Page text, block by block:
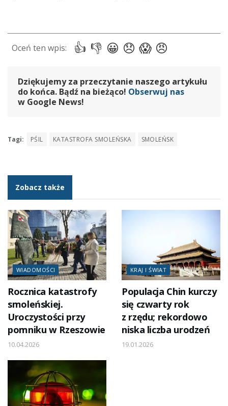
Dziękujemy za przeczytanie naszego artykułu
do końca. Bądź na bieżąco! Obserwuj nas
w Google News!
Tagi: PŚIL KATASTROFA SMOLEŃSKA SMOLEŃSK
Zobacz także
WIADOMOŚCI
Rocznica katastrofy
smoleńskiej.
Uroczystości przy
pomniku w Rzeszowie
10.04.2026
KRAJ I ŚWIAT
Populacja Chin kurczy
się czwarty rok
z rzędu; rekordowo
niska liczba urodzeń
19.01.2026